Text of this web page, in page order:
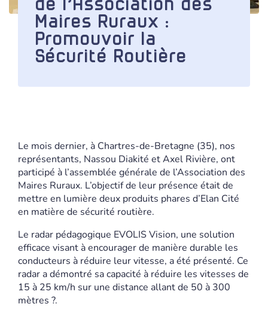
de l’Association des
Maires Ruraux :
Promouvoir la
Sécurité Routière
Le mois dernier, à Chartres-de-Bretagne (35), nos
représentants, Nassou Diakité et Axel Rivière, ont
participé à l’assemblée générale de l’Association des
Maires Ruraux. L’objectif de leur présence était de
mettre en lumière deux produits phares d’Elan Cité
en matière de sécurité routière.
Le radar pédagogique EVOLIS Vision, une solution
efficace visant à encourager de manière durable les
conducteurs à réduire leur vitesse, a été présenté. Ce
radar a démontré sa capacité à réduire les vitesses de
15 à 25 km/h sur une distance allant de 50 à 300
mètres ?.